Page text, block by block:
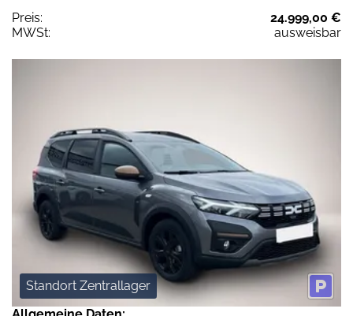
Preis:
24.999,00 €
MWSt:
ausweisbar
Standort Zentrallager